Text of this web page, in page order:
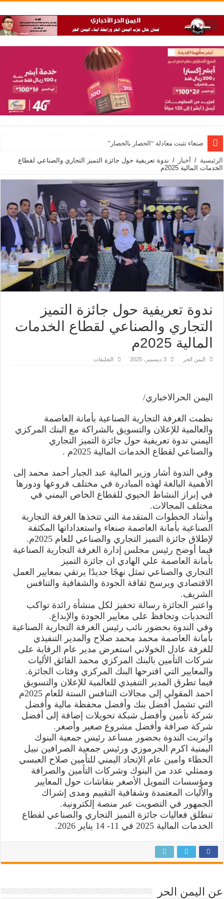
صنعاء تثبت معادلة “الحصار بالحصار”
الرئيسية / أخبار / ندوة تعريفية حول جائزة التميز التجاري والصناعي لقطاع
الخدمات المالية 2025م
ندوة تعريفية حول جائزة التميز
التجاري والصناعي لقطاع الخدمات
المالية 2025م
اليمن الحر 3 ديسمبر، 2025 التعليقات
لقطاع
الخدمات
المالية
2025م
مغلقة
اليمن الحرالاخباري/
نظمت الغرفة التجارية الصناعية بأمانة العاصمة
والعالمية للإعلان والتسويق بالشراكة مع البنك المركزي
اليمني ندوة تعريفية حول جائزة التميز التجاري
والصناعي لقطاع الخدمات المالية 2025م .
وفي الندوة أشار وزير المالية عبد الجبار أحمد محمد إلى
الأهمية البالغة لهذه المبادرة في مختلف فروعها ودورها
في إبراز النشاط الحيوي للقطاع الخاص اليمني في
مختلف المجالات.
وأشاد الخطوات المتقدمة التي تتخذها الغرفة التجارية
الصناعية بأمانة العاصمة صنعاء واستعداداتها المكثفة
لإطلاق جائزة التميز التجاري والصناعي للعام 2025م.
فيما أوضح رئيس مجلس إدارة الغرفة التجارية الصناعية
بأمانة العاصمة علي الهادي ان جائزة التميز
التجاري والصناعي تمثل نهجًا جديدًا يرتقي بمعايير العمل
الاقتصادي ويرسخ ثقافة الجودة والشفافية والتنافس
الشريف.
واعتبر الجائزة رسالة تحفيز لكل منشأة رائدة تواكب
التحديات وتحافظ على معايير الجودة والإبداع.
وفي الندوة بحضور نائب رئيس الغرفة التجارية الصناعية
بأمانة العاصمة محمد محمد صلاح والمدير التنفيذي
للغرفة عادل الخولاني استعرض مدير عام الرقابة على
شركات التأمين بالبنك المركزي محمد الفائق الأليات
والمعايير التي اقترحها البنك المركزي وفئات الجائزة.
فيما تطرق المدير التنفيذي للعالمية للإعلان والتسويق
احمد المقولي إلى مجالات التنافس الستة للعام 2025م
التي تشمل أفضل بنك وأفضل محفظة مالية وأفضل
شركة تأمين وأفضل شبكة تحويلات إضافة إلى أفضل
شركة صرافة وأفضل مشروع صغير وأصغر.
واثريت الندوة بحضور مساعد رئيس جمعية البنوك
اليمنية اكرم الجرموزي ورئيس جمعية الصرافين نبيل
الحظاء وامين عام الإتحاد اليمني للتأمين صلاح العبسي
وممثلي عدد من البنوك وشركات التأمين والصرافة
ومؤسسات التمويل الأصغر بنقاشات حول المعايير
والأليات المعتمدة وشفافية التقييم ومدى إشراك
الجمهور في التصويت عبر منصة إلكترونية.
تنطلق فعاليات جائزة التميز التجاري والصناعي لقطاع
الخدمات المالية 2025 في 11- 14 يناير 2026.
عن اليمن الحر